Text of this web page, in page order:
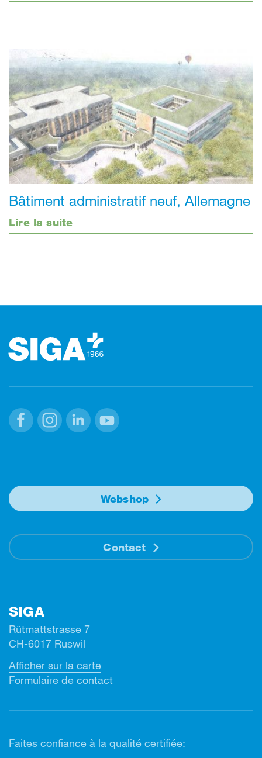
Bâtiment administratif neuf, Allemagne
Lire la suite
Webshop
Contact
SIGA
Rütmattstrasse 7
CH-6017 Ruswil
Afficher sur la carte
Formulaire de contact
Faites confiance à la qualité certifiée: